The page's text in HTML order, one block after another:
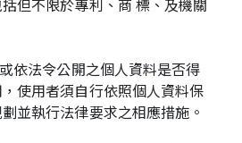
但不限於專利、商 標、及機關
依法令公開之個人資料是否得
使用者須自行依照個人資料保
並執行法律要求之相應措施。